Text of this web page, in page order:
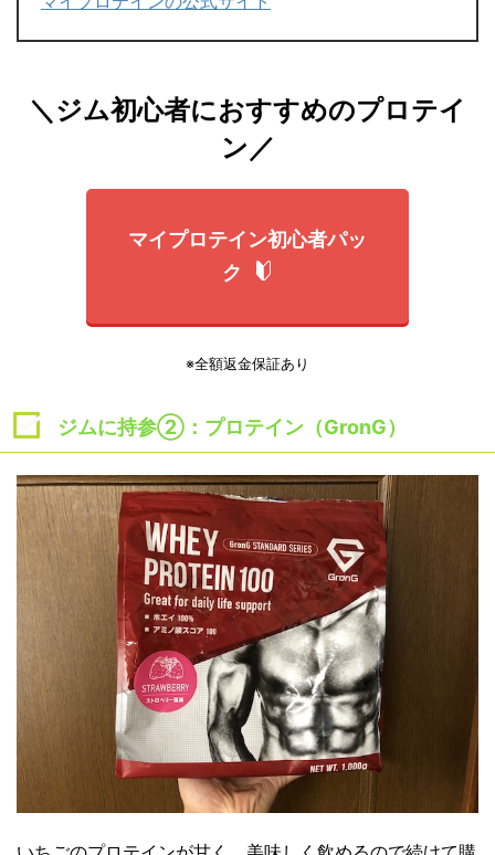
＼ジム初心者におすすめのプロテイ
ン／
マイプロテイン初心者パッ
ク
※全額返金保証あり
ジムに持参②：プロテイン（GronG）